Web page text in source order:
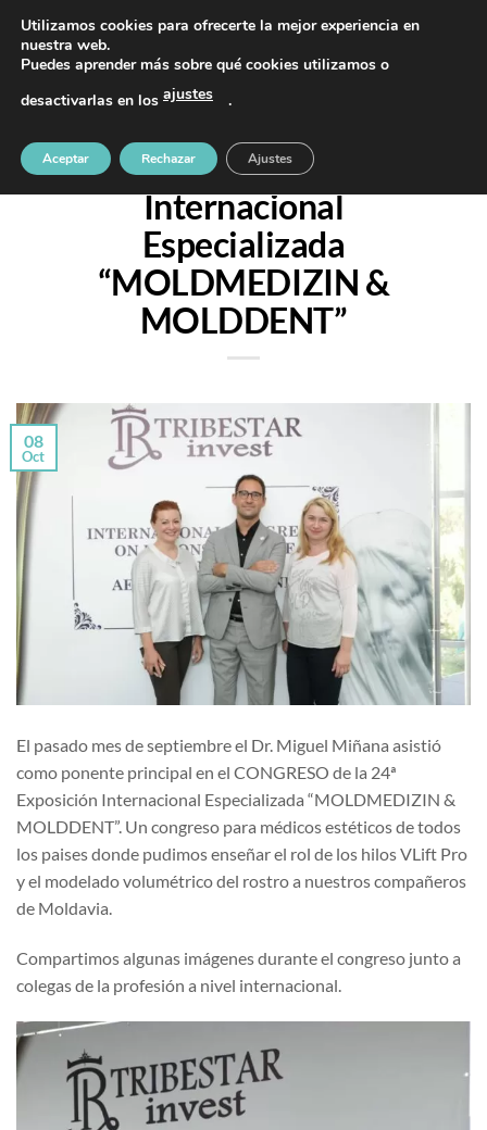
contenido
PIDE TU CITA AL TELÉFONO 637 42 97 25
24ª Exposición
Internacional
Especializada
“MOLDMEDIZIN &
MOLDDENT”
08
Oct
El pasado mes de septiembre el Dr. Miguel Miñana asistió
como ponente principal en el CONGRESO de la 24ª
Exposición Internacional Especializada “MOLDMEDIZIN &
MOLDDENT”. Un congreso para médicos estéticos de todos
los paises donde pudimos enseñar el rol de los hilos VLift Pro
y el modelado volumétrico del rostro a nuestros compañeros
de Moldavia.
Compartimos algunas imágenes durante el congreso junto a
colegas de la profesión a nivel internacional.
Utilizamos cookies para ofrecerte la mejor experiencia en
nuestra web.
Puedes aprender más sobre qué cookies utilizamos o
desactivarlas en los ajustes .
Aceptar Rechazar Ajustes